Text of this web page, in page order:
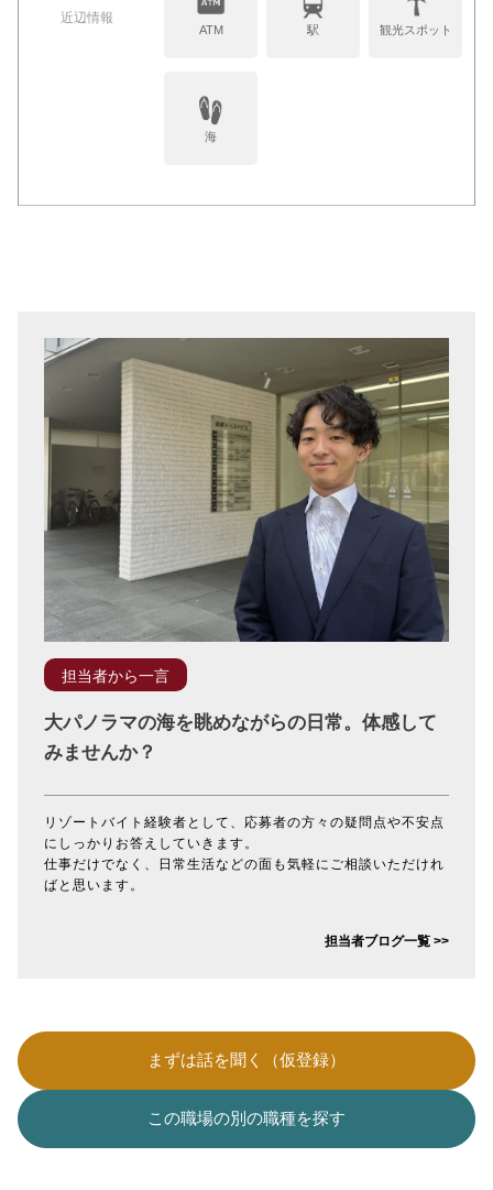
近辺情報
ATM 駅 観光スポット
海
担当者から一言
大パノラマの海を眺めながらの日常。体感して
みませんか？
リゾートバイト経験者として、応募者の方々の疑問点や不安点
にしっかりお答えしていきます。
仕事だけでなく、日常生活などの面も気軽にご相談いただけれ
ばと思います。
担当者ブログ一覧 >>
まずは話を聞く（仮登録）
この職場の別の職種を探す